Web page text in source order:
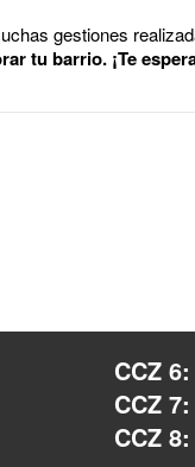
gestiones
tu barrio. ¡Te
CCZ
CCZ
CCZ